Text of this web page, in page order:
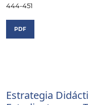
444-451
PDF
Estrategia